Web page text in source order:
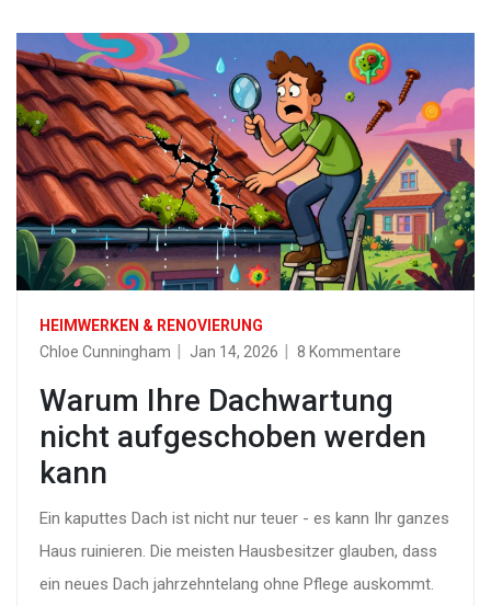
HEIMWERKEN & RENOVIERUNG
Chloe Cunningham
Jan 14, 2026 8 Kommentare
Warum Ihre Dachwartung
nicht aufgeschoben werden
kann
Ein kaputtes Dach ist nicht nur teuer - es kann Ihr ganzes
Haus ruinieren. Die meisten Hausbesitzer glauben, dass
ein neues Dach jahrzehntelang ohne Pflege auskommt.